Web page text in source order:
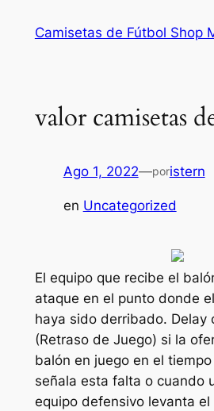
Camisetas de Fútbol Shop
valor camisetas
Ago 1, 2022—poristern
en Uncategorized
El equipo que recibe el
ataque en el punto donde
haya sido derribado. Delay
(Retraso de Juego) si la
balón en juego en el
señala esta falta o cuando
equipo defensivo levanta